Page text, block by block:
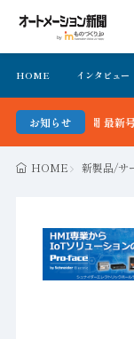
HOME インタビュー
お知らせ
ョン新聞 最新号＆バッ
HOME 新製品/サ